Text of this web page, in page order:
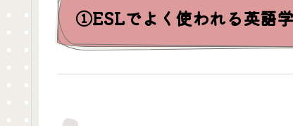
①ESLでよく使われる英語